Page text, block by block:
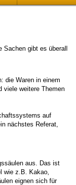
gibt es überall
die Waren in einem
viele weitere Themen
auf
nächstes Referat,
aus. Das ist
wie z.B. Kakao,
eignen sich für